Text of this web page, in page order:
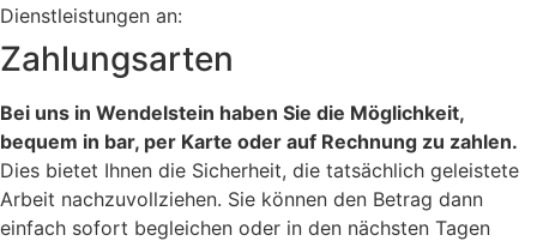
Dienstleistungen an:
Zahlungsarten
Bei uns in Wendelstein haben Sie die Möglichkeit,
bequem in bar, per Karte oder auf Rechnung zu zahlen.
Dies bietet Ihnen die Sicherheit, die tatsächlich geleistete
Arbeit nachzuvollziehen. Sie können den Betrag dann
einfach sofort begleichen oder in den nächsten Tagen